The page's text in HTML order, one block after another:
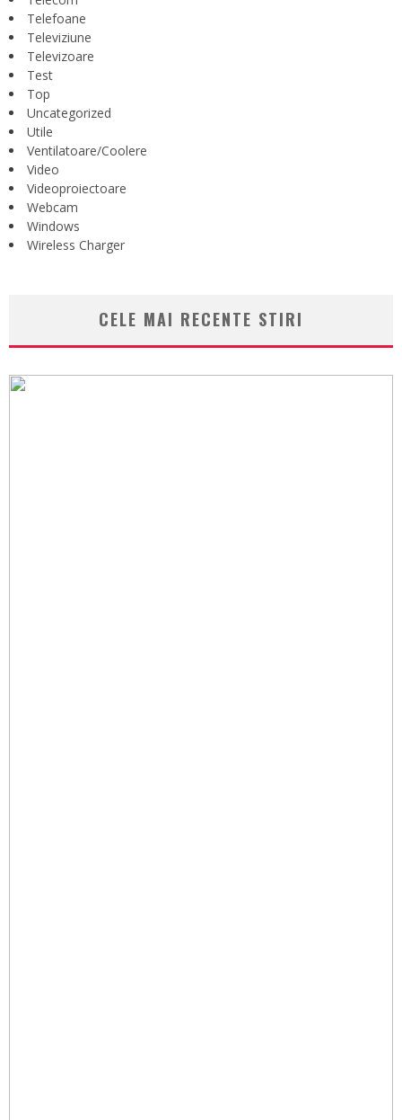
Telefoane
Televiziune
Televizoare
Test
Top
Uncategorized
Utile
Ventilatoare/Coolere
Video
Videoproiectoare
Webcam
Windows
Wireless Charger
CELE MAI RECENTE STIRI